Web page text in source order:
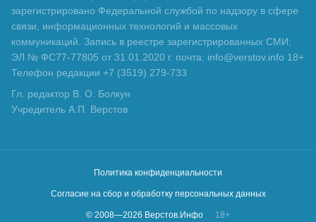
зарегистрировано Федеральной службой по надзору в сфере
связи, информационных технологий и массовых
коммуникаций. Запись в реестре зарегистрированных СМИ:
ЭЛ № ФС77-77805 от 31.01.2020 г. почта: info@verstov.info 18+
Телефон редакции +7 (3519) 279-733
Гл. редактор В. О. Болкун
Учредитель А.П. Верстов
Политика конфиденциальности
Согласие на сбор и обработку персональных данных
© 2008—2026 Верстов.Инфо 18+